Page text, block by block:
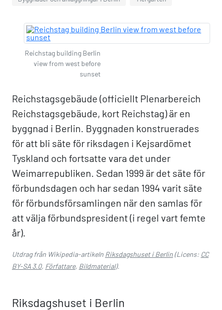
Reichstag building Berlin
view from west before
sunset
Reichstagsgebäude (officiellt Plenarbereich
Reichstagsgebäude, kort Reichstag) är en
byggnad i Berlin. Byggnaden konstruerades
för att bli säte för riksdagen i Kejsardömet
Tyskland och fortsatte vara det under
Weimarrepubliken. Sedan 1999 är det säte för
förbundsdagen och har sedan 1994 varit säte
för förbundsförsamlingen när den samlas för
att välja förbundspresident (i regel vart femte
år).
Utdrag från Wikipedia-artikeln Riksdagshuset i Berlin(Licens: CC
BY-SA 3.0, Författare, Bildmaterial).
Riksdagshuset i Berlin